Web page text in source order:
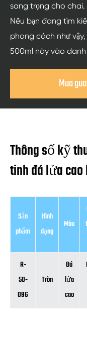
sang trọng cho chai.
Nếu bạn đang tìm
phong cách như
500ml này vào
Mua
Thông số kỹ
tinh đá lửa
Sản
phẩm
Hình
dạng
Màu
R-
50-
096
Tròn
Đá
lửa
cao